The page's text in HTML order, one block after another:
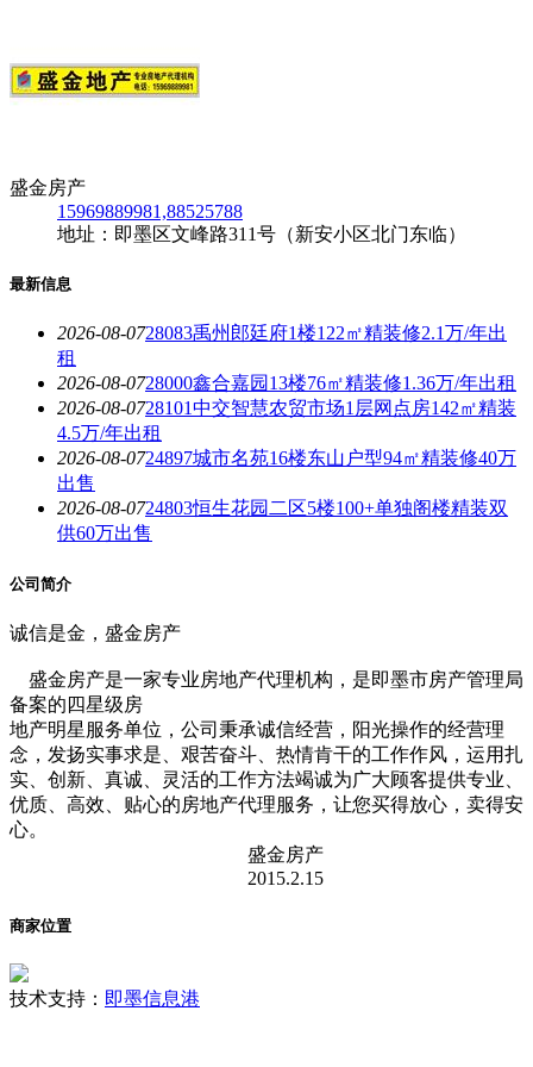
盛金房产
15969889981,88525788
地址：即墨区文峰路311号（新安小区北门东临）
最新信息
2026-08-0728083禹州郎廷府1楼122㎡精装修2.1万/年出
租
2026-08-0728000鑫合嘉园13楼76㎡精装修1.36万/年出租
2026-08-0728101中交智慧农贸市场1层网点房142㎡精装
4.5万/年出租
2026-08-0724897城市名苑16楼东山户型94㎡精装修40万
出售
2026-08-0724803恒生花园二区5楼100+单独阁楼精装双
供60万出售
公司简介
诚信是金，盛金房产
盛金房产是一家专业房地产代理机构，是即墨市房产管理局
备案的四星级房
地产明星服务单位，公司秉承诚信经营，阳光操作的经营理
念，发扬实事求是、艰苦奋斗、热情肯干的工作作风，运用扎
实、创新、真诚、灵活的工作方法竭诚为广大顾客提供专业、
优质、高效、贴心的房地产代理服务，让您买得放心，卖得安
心。
盛金房产
2015.2.15
商家位置
技术支持： 即墨信息港